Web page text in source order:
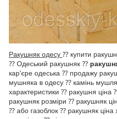
Ракушняк одесу ⁇ купити
⁇ Одеський ракушняк ⁇
кар'єре одеська ⁇ продажу
мушняка в одесу ⁇ камінь
характеристики ⁇ рaкушня ціна
ракушняк розміри ⁇ ракушняк
⁇ або газоблок ⁇ ракушняк